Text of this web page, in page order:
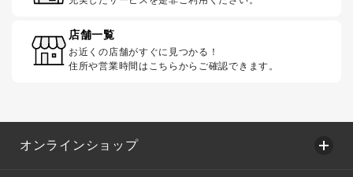
店舗一覧
お近くの店舗がすぐに見つかる！
住所や営業時間はこちらからご確認できます。
オンラインショップ